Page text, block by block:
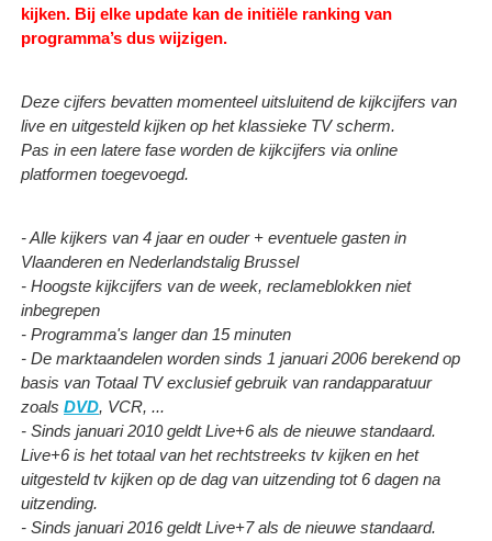
kijken. Bij elke update kan de initiële ranking van
programma’s dus wijzigen.
Deze cijfers bevatten momenteel uitsluitend de kijkcijfers van
live en uitgesteld kijken op het klassieke TV scherm.
Pas in een latere fase worden de kijkcijfers via online
platformen toegevoegd.
- Alle kijkers van 4 jaar en ouder + eventuele gasten in
Vlaanderen en Nederlandstalig Brussel
- Hoogste kijkcijfers van de week, reclameblokken niet
inbegrepen
- Programma's langer dan 15 minuten
- De marktaandelen worden sinds 1 januari 2006 berekend op
basis van Totaal TV exclusief gebruik van randapparatuur
zoals DVD, VCR, ...
- Sinds januari 2010 geldt Live+6 als de nieuwe standaard.
Live+6 is het totaal van het rechtstreeks tv kijken en het
uitgesteld tv kijken op de dag van uitzending tot 6 dagen na
uitzending.
- Sinds januari 2016 geldt Live+7 als de nieuwe standaard.